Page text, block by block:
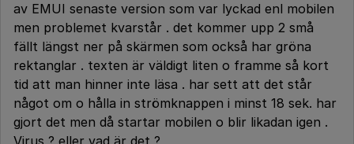
av EMUI senaste version som var lyckad enl mobilen
men problemet kvarstår . det kommer upp 2 små
fällt längst ner på skärmen som också har gröna
rektanglar . texten är väldigt liten o framme så kort
tid att man hinner inte läsa . har sett att det står
något om o hålla in strömknappen i minst 18 sek. har
gjort det men då startar mobilen o blir likadan igen .
Virus ? eller vad är det ?